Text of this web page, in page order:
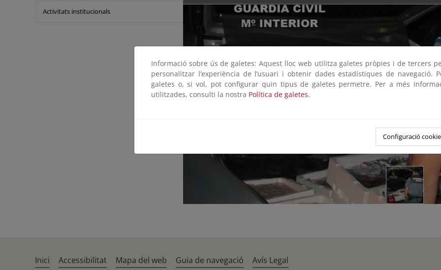
Activitats institucionals
Informació sobre ús de galetes: Aquest lloc web utilitza galetes pròpies i de tercers
personalitzar l’experiència de l’usuari i obtenir dades estadístiques de navegació.
galetes o, si vol, pot configurar quin tipus de galetes permetre. Per a més
utilitzades, consulti la nostra Política de galetes.
Configuració
Inici Accessibilitat Mapa del web Guia de navegació Avís Legal